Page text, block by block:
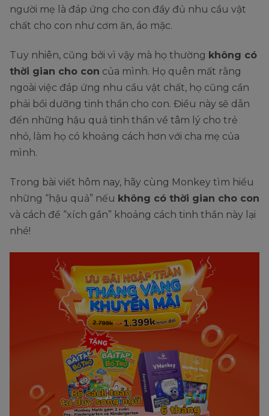
người mẹ là đáp ứng cho con đầy đủ nhu cầu vật
chất cho con như cơm ăn, áo mặc.
Tuy nhiên, cũng bởi vì vậy mà họ thường không có
thời gian cho con của mình. Họ quên mất rằng
ngoài việc đáp ứng nhu cầu vật chất, họ cũng cần
phải bồi dưỡng tinh thần cho con. Điều này sẽ dẫn
đến những hậu quả tinh thần về tâm lý cho trẻ
nhỏ, làm họ có khoảng cách hơn với cha mẹ của
mình.
Trong bài viết hôm nay, hãy cùng Monkey tìm hiểu
những “hậu quả” nếu không có thời gian cho con
và cách để “xích gần” khoảng cách tinh thần này lại
nhé!